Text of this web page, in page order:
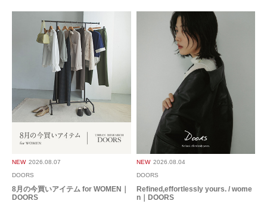
NEW 2026.08.07
DOORS
8月の今買いアイテム for WOMEN｜
DOORS
NEW 2026.08.04
DOORS
Refined,effortlessly yours. / wome
n｜DOORS